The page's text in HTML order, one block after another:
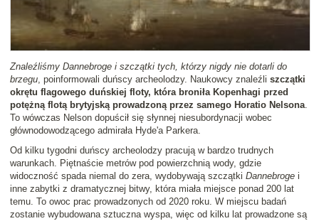
Znaleźliśmy Dannebroge i szczątki tych, którzy nigdy nie dotarli do
brzegu, poinformowali duńscy archeolodzy. Naukowcy znaleźli szczątki
okrętu flagowego duńskiej floty, która broniła Kopenhagi przed
potężną flotą brytyjską prowadzoną przez samego Horatio Nelsona.
To wówczas Nelson dopuścił się słynnej niesubordynacji wobec
głównodowodzącego admirała Hyde'a Parkera.
Od kilku tygodni duńscy archeolodzy pracują w bardzo trudnych
warunkach. Piętnaście metrów pod powierzchnią wody, gdzie
widoczność spada niemal do zera, wydobywają szczątki Dannebroge i
inne zabytki z dramatycznej bitwy, która miała miejsce ponad 200 lat
temu. To owoc prac prowadzonych od 2020 roku. W miejscu badań
zostanie wybudowana sztuczna wyspa, więc od kilku lat prowadzone są